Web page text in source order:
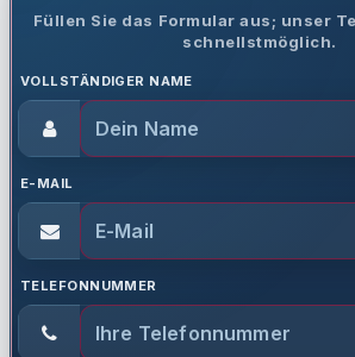
Füllen Sie das Formular aus; unser
schnellstmöglich.
VOLLSTÄNDIGER NAME
E-MAIL
TELEFONNUMMER